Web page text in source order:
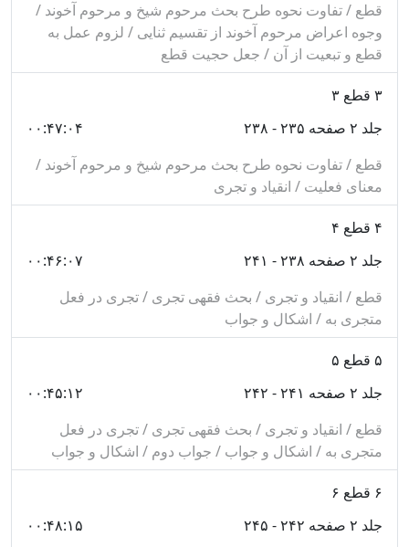
اين اثر، در سال‌هاى آخر عمر آخوند، در نجف، نوشته شده و
دو سال از وقت وى را گرفته است و تا كنون بارها در
شهرهاى ايران و عراق تجديد چاپ شده است.
كشيده و بعدها كه كتاب، به طبع رسيده، اين مدت تقريبا
نصف گرديده است.
گزارش محتوا
مى‌باشد، مورد بحث قرار گرفته است:
تعريف علم اصول و موضوع آن: علم به قواعدى كه براى
از اختصاص لفظ به معنا و ارتباط خاص بين آن دو بوده كه
ناشى از تخصيص آن لفظ، به آن معنا و يا كثرت استعمال
مى‌باشد.
كيفيت استعمال لفظ در معناى مجازى.
قطع / تفاوت نحوه طرح بحث مرحوم شیخ و مرحوم آخوند /
وجوه اعراض مرحوم آخوند از تقسیم ثنایی / لزوم عمل به
قطع و تبعیت از آن / جعل حجیت قطع
۳ قطع ۳
جلد ۲ صفحه ۲۳۵ - ۲۳۸
۰۰:۴۷:۰۴
قطع / تفاوت نحوه طرح بحث مرحوم شیخ و مرحوم آخوند /
معنای فعلیت / انقیاد و تجری
۴ قطع ۴
جلد ۲ صفحه ۲۳۸ - ۲۴۱
۰۰:۴۶:۰۷
قطع / انقیاد و تجری / بحث فقهی تجری / تجری در فعل
متجری به / اشکال و جواب
۵ قطع ۵
جلد ۲ صفحه ۲۴۱ - ۲۴۲
۰۰:۴۵:۱۲
قطع / انقیاد و تجری / بحث فقهی تجری / تجری در فعل
متجری به / اشکال و جواب / جواب دوم / اشکال و جواب
۶ قطع ۶
جلد ۲ صفحه ۲۴۲ - ۲۴۵
۰۰:۴۸:۱۵